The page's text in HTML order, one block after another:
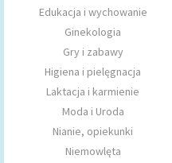
Edukacja i wychowanie
Ginekologia
Gry i zabawy
Higiena i pielęgnacja
Laktacja i karmienie
Moda i Uroda
Nianie, opiekunki
Niemowlęta